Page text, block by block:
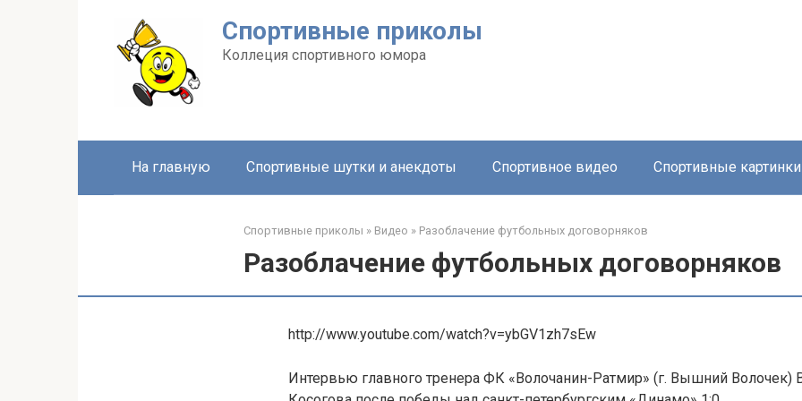
Спортивные приколы
Коллеция спортивного юмора
На главную Спортивные шутки и анекдоты Спортивное видео Спортивные картинки
Спортивные приколы » Видео » Разоблачение футбольных договорняков
Разоблачение футбольных договорняков
http://www.youtube.com/watch?v=ybGV1zh7sEw
Интервью главного тренера ФК «Волочанин-Ратмир» (г. Вышний Волочек)